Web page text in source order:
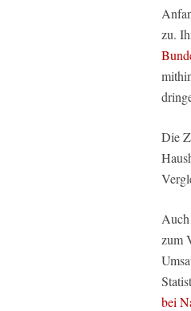
zu.
Die
zum
bei